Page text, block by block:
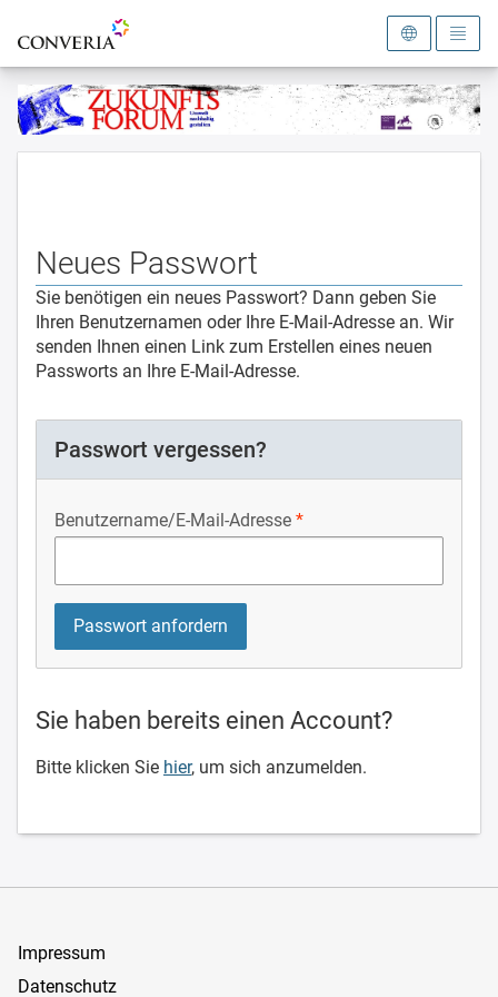
Zur Startseite
Neues Passwort
Sie benötigen ein neues Passwort? Dann geben Sie
Ihren Benutzernamen oder Ihre E-Mail-Adresse an. Wir
senden Ihnen einen Link zum Erstellen eines neuen
Passworts an Ihre E-Mail-Adresse.
Passwort vergessen?
Benutzername/E-Mail-Adresse
Sie haben bereits einen Account?
Bitte klicken Sie hier, um sich anzumelden.
Impressum
Datenschutz